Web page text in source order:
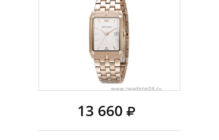
13 660